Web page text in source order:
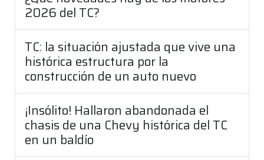
2026 del TC?
TC: la situación ajustada que vive una
histórica estructura por la
construcción de un auto nuevo
¡Insólito! Hallaron abandonada el
chasis de una Chevy histórica del TC
en un baldío